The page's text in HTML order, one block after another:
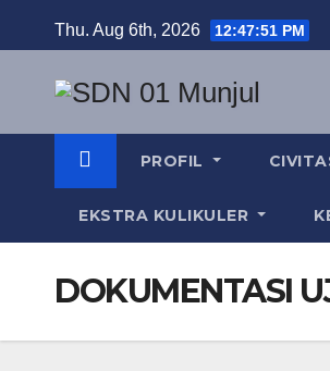
to
Thu. Aug 6th, 2026 12:47:52 PM
PROFIL
EKSTRA KULIKULER
DOKUMENTASI